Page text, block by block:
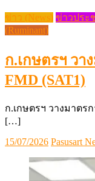
ข่าว (News) ข่าวประ
(Ruminant)
ก.เกษตรฯ วา
FMD (SAT1)
ก.เกษตรฯ วางมาตร
[…]
Posted
15/07/2026 Author
Pasusart